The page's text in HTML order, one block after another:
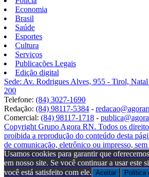
Economia
Brasil
Saúde
Esportes
Cultura
Serviços
Publicações Legais
Edição digital
Sede: Av. Rodrigues Alves, 955 - Tirol,
200
Telefone: (84) 3027-1690
Redação: (84) 98117-5384 -
Comercial: (84) 98117-1718 -
Copyright Grupo Agora RN. Todos os
proibida a reprodução do conteúdo desta
de comunicação, eletrônico ou impresso,
Usamos cookies para garantir que
em nosso site. Se você continuar a usar este
você está satisfeito com ele. Aceitar Politica